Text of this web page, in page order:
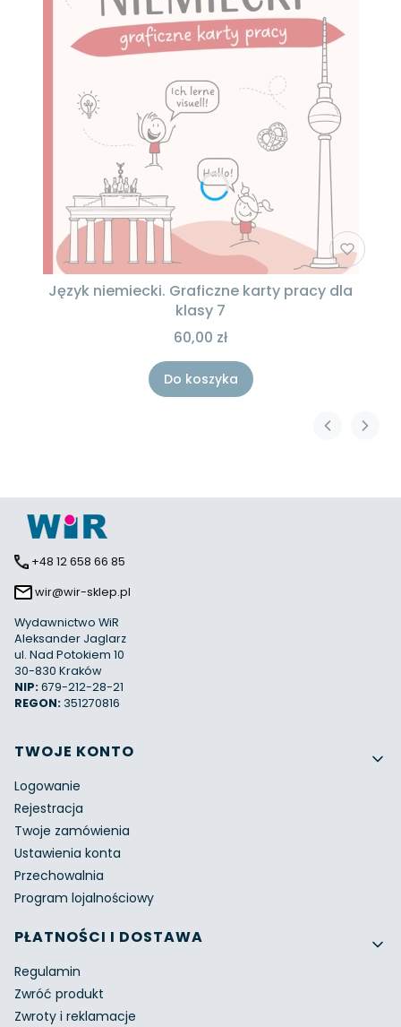
Język niemiecki. Graficzne karty pracy dla
klasy 7
60,00 zł
Do koszyka
+48 12 658 66 85
wir@wir-sklep.pl
Wydawnictwo WiR
Aleksander Jaglarz
ul. Nad Potokiem 10
30-830 Kraków
NIP:679-212-28-21
REGON: 351270816
Linki w stopce
TWOJE KONTO
Logowanie
Rejestracja
Twoje zamówienia
Ustawienia konta
Przechowalnia
Program lojalnościowy
PŁATNOŚCI I DOSTAWA
Regulamin
Zwróć produkt
Zwroty i reklamacje